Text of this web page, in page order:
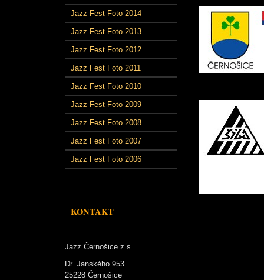
Jazz Fest Foto 2014
Jazz Fest Foto 2013
Jazz Fest Foto 2012
Jazz Fest Foto 2011
Jazz Fest Foto 2010
Jazz Fest Foto 2009
Jazz Fest Foto 2008
Jazz Fest Foto 2007
Jazz Fest Foto 2006
KONTAKT
Jazz Černošice z.s.
Dr. Janského 953
25228 Černošice